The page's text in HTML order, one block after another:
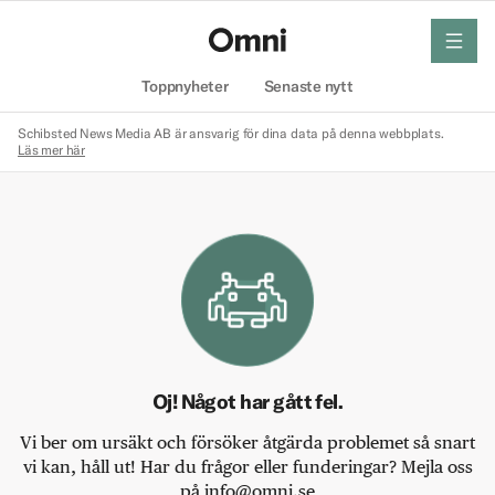
Toppnyheter Senaste nytt
meny
Schibsted News Media AB är ansvarig för dina data på denna webbplats.
Läs mer här
Oj! Något har gått fel.
Vi ber om ursäkt och försöker åtgärda problemet så snart
vi kan, håll ut! Har du frågor eller funderingar? Mejla oss